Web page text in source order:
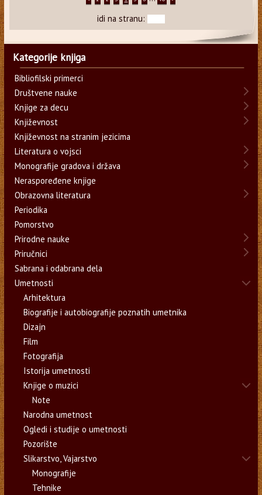
idi na stranu:
Kategorije knjiga
Bibliofilski primerci
Društvene nauke
Knjige za decu
Književnost
Književnost na stranim jezicima
Literatura o vojsci
Monografije gradova i država
Neraspoređene knjige
Obrazovna literatura
Periodika
Pomorstvo
Prirodne nauke
Priručnici
Sabrana i odabrana dela
Umetnosti
Arhitektura
Biografije i autobiografije poznatih umetnika
Dizajn
Film
Fotografija
Istorija umetnosti
Knjige o muzici
Note
Narodna umetnost
Ogledi i studije o umetnosti
Pozorište
Slikarstvo, Vajarstvo
Monografije
Tehnike